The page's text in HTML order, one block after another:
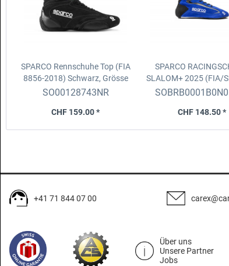
SPARCO Rennschuhe Top (FIA
8856-2018) Schwarz, Grösse
43
SO00128743NR
CHF 159.00 *
SPARCO
SLALOM+ 2025 (FIA/
Grösse 46
CHF 148.50 *
+41 71 844 07 00
Über uns
Unsere Partner
Jobs